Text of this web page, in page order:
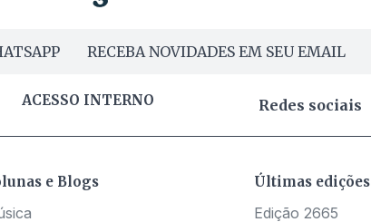
RECEBA NOVIDADES EM SEU EMAIL
ACESSO INTERNO Redes sociais
e Blogs Últimas edições
Edição 2665